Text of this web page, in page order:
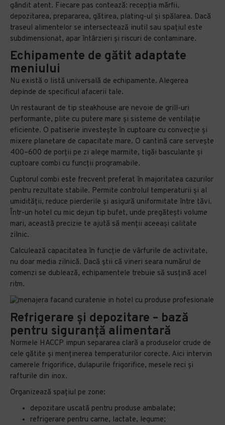
gândit atent. Fiecare pas contează: recepția mărfii,
depozitarea, prepararea, gătirea, plating-ul și spălarea. Dacă
traseul alimentelor se intersectează inutil sau spațiul este
subdimensionat, apar întârzieri și riscuri de contaminare.
Echipamente de gătit adaptate
meniului
Nu există o listă universală de echipamente. Alegerea
depinde de specificul afacerii tale.
Un restaurant de tip steakhouse are nevoie de grill-uri
performante, plite cu putere mare și sisteme de ventilație
eficiente. O patiserie investește în cuptoare cu convecție și
mixere planetare de capacitate mare. O cantină care servește
400–600 de porții pe zi alege marmite, tigăi basculante și
cuptoare combi cu funcții programabile.
Cuptorul combi este frecvent preferat în majoritatea cazurilor
pentru rezultate stabile. Permite controlul temperaturii și al
umidității, reduce pierderile și asigură uniformitate între tăvi.
Într-un hotel cu mic dejun tip bufet, unde pregătești volume
mari, această precizie te ajută să menții aceeași calitate
zilnic.
Calculează capacitatea în funcție de vârfurile de activitate,
nu doar media zilnică. Dacă știi că vineri seara numărul de
comenzi se dublează, echipamentele trebuie să susțină acel
ritm.
Refrigerare și depozitare – bază
pentru siguranță alimentară
Normele HACCP impun separarea clară a produselor crude de
cele gătite și menținerea temperaturilor corecte. Aici intervin
camerele frigorifice, dulapurile frigorifice, mesele reci și
rafturile din inox.
Organizează spațiul pe zone:
depozitare uscată pentru produse ambalate;
refrigerare pentru carne, lactate, legume;